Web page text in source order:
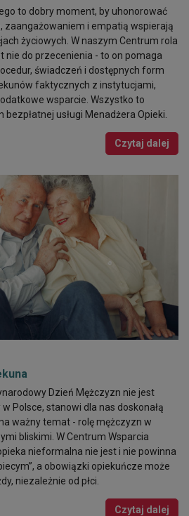
to dobry moment, by uhonorować
zaangażowaniem i empatią wspierają
życiowych. W naszym Centrum rola
nie do przecenienia - to on pomaga
świadczeń i dostępnych form
faktycznych z instytucjami,
wsparcie. Wszystko to
usługi Menadżera Opieki.
Czytaj dalej
Dzień Mężczyzn nie jest
Polsce, stanowi dla nas doskonałą
ważny temat - rolę mężczyzn w
bliskimi. W Centrum Wsparcia
nieformalna nie jest i nie powinna
a obowiązki opiekuńcze może
niezależnie od płci.
Czytaj dalej